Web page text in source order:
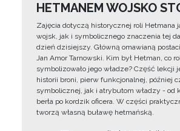
HETMANEM WOJSKO
Zajęcia dotyczą historycznej roli Hetmana
wojsk, jak i symbolicznego znaczenia tej
dzień dzisiejszy. Główną omawianą
Jan Amor Tarnowski. Kim był Hetman, co
symbolizowało jego władze? Część lekcji
historii broni, pierw funkcjonalnej, później
symbolicznej, jak i atrybutom władzy - od
berła po kordzik oficera. W części
tworzą własną buławę hetmańską.